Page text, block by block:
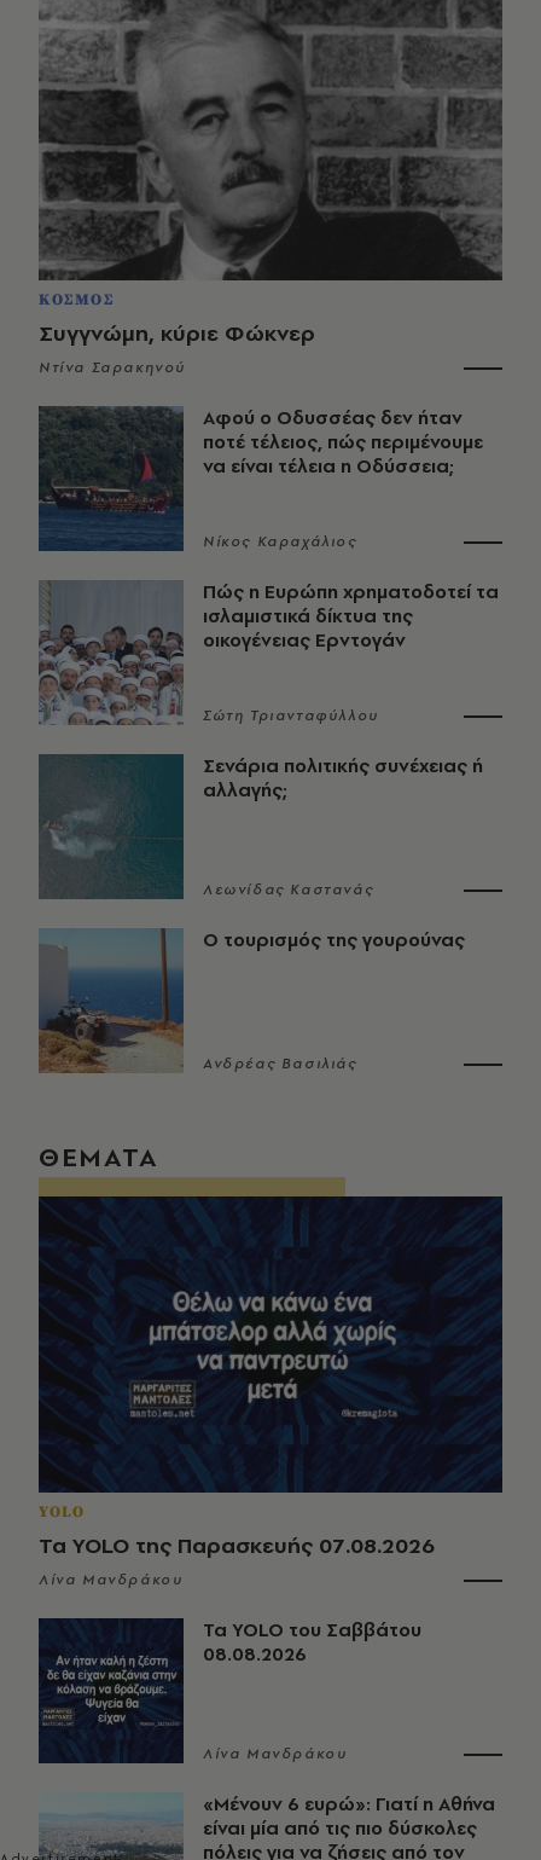
ΚΟΣΜΟΣ
Συγγνώμη, κύριε Φώκνερ
Ντίνα Σαρακηνού
Αφού ο Οδυσσέας δεν ήταν
ποτέ τέλειος, πώς περιμένουμε
να είναι τέλεια η Οδύσσεια;
Νίκος Καραχάλιος
Πώς η Ευρώπη χρηματοδοτεί τα
ισλαμιστικά δίκτυα της
οικογένειας Ερντογάν
Σώτη Τριανταφύλλου
Σενάρια πολιτικής συνέχειας ή
αλλαγής;
Λεωνίδας Καστανάς
Ο τουρισμός της γουρούνας
Ανδρέας Βασιλιάς
ΘΕΜΑΤΑ
YOLO
Τα YOLO της Παρασκευής 07.08.2026
Λίνα Μανδράκου
Τα YOLO του Σαββάτου
08.08.2026
Λίνα Μανδράκου
«Μένουν 6 ευρώ»: Γιατί η Αθήνα
είναι μία από τις πιο δύσκολες
πόλεις για να ζήσεις από τον